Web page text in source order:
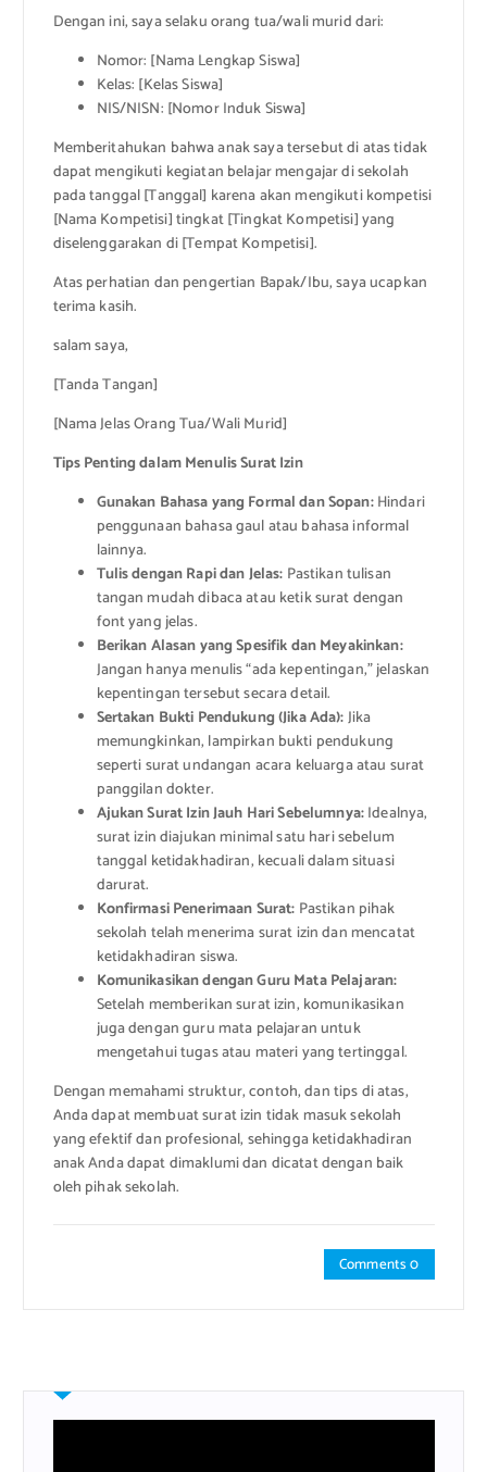
Dengan ini, saya selaku orang tua/wali murid dari:
Nomor: [Nama Lengkap Siswa]
Kelas: [Kelas Siswa]
NIS/NISN: [Nomor Induk Siswa]
Memberitahukan bahwa anak saya tersebut di atas tidak
dapat mengikuti kegiatan belajar mengajar di sekolah
pada tanggal [Tanggal] karena akan mengikuti kompetisi
[Nama Kompetisi] tingkat [Tingkat Kompetisi] yang
diselenggarakan di [Tempat Kompetisi].
Atas perhatian dan pengertian Bapak/Ibu, saya ucapkan
terima kasih.
salam saya,
[Tanda Tangan]
[Nama Jelas Orang Tua/Wali Murid]
Tips Penting dalam Menulis Surat Izin
Gunakan Bahasa yang Formal dan Sopan:Hindari
penggunaan bahasa gaul atau bahasa informal
lainnya.
Tulis dengan Rapi dan Jelas: Pastikan tulisan
tangan mudah dibaca atau ketik surat dengan
font yang jelas.
Berikan Alasan yang Spesifik dan Meyakinkan:
Jangan hanya menulis “ada kepentingan,” jelaskan
kepentingan tersebut secara detail.
Sertakan Bukti Pendukung (Jika Ada):Jika
memungkinkan, lampirkan bukti pendukung
seperti surat undangan acara keluarga atau surat
panggilan dokter.
Ajukan Surat Izin Jauh Hari Sebelumnya:Idealnya,
surat izin diajukan minimal satu hari sebelum
tanggal ketidakhadiran, kecuali dalam situasi
darurat.
Konfirmasi Penerimaan Surat: Pastikan pihak
sekolah telah menerima surat izin dan mencatat
ketidakhadiran siswa.
Komunikasikan dengan Guru Mata Pelajaran:
Setelah memberikan surat izin, komunikasikan
juga dengan guru mata pelajaran untuk
mengetahui tugas atau materi yang tertinggal.
Dengan memahami struktur, contoh, dan tips di atas,
Anda dapat membuat surat izin tidak masuk sekolah
yang efektif dan profesional, sehingga ketidakhadiran
anak Anda dapat dimaklumi dan dicatat dengan baik
oleh pihak sekolah.
Comments 0